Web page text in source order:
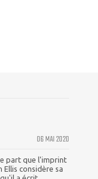
06 MAI 2020
part que l'imprint
Ellis considère sa